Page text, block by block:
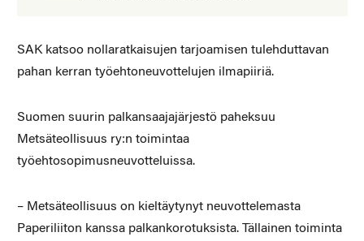
SAK katsoo nollaratkaisujen tarjoamisen tulehduttavan
pahan kerran työehtoneuvottelujen ilmapiiriä.
Suomen suurin palkansaajajärjestö paheksuu
Metsäteollisuus ry:n toimintaa
työehtosopimusneuvotteluissa.
– Metsäteollisuus on kieltäytynyt neuvottelemasta
Paperiliiton kanssa palkankorotuksista. Tällainen toiminta